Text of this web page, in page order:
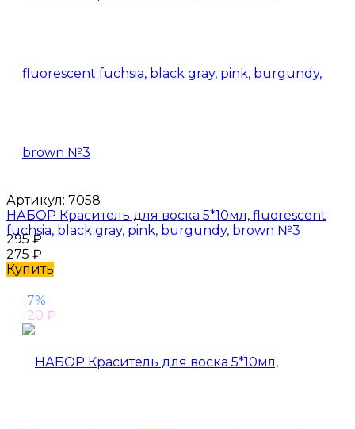
Артикул: 7058
НАБОР Краситель для воска 5*10мл, fluorescent
fuchsia, black gray, pink, burgundy, brown №3
295₽
275 ₽
Купить
-7%
-20 ₽